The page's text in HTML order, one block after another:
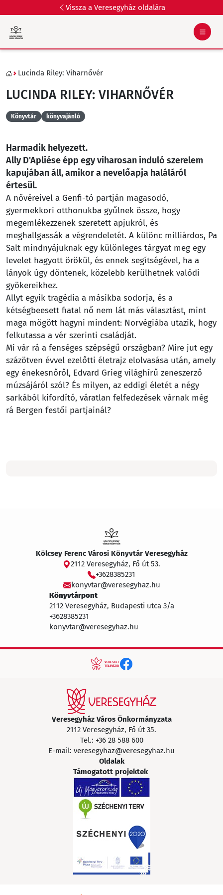
Vissza a Veresegyház oldalára
Lucinda Riley: Viharnővér
LUCINDA RILEY: VIHARNŐVÉR
Könyvtár könyvajánló
Harmadik helyezett.
Ally D'Apliése épp egy viharosan induló szerelem
kapujában áll, amikor a nevelőapja haláláról
értesül.
A nővéreivel a Genfi-tó partján magasodó,
gyermekkori otthonukba gyűlnek össze, hogy
megemlékezzenek szeretett apjukról, és
meghallgassák a végrendeletét. A különc milliárdos, Pa
Salt mindnyájuknak egy különleges tárgyat meg egy
levelet hagyott örökül, és ennek segítségével, ha a
lányok úgy döntenek, közelebb kerülhetnek valódi
gyökereikhez.
Allyt egyik tragédia a másikba sodorja, és a
kétségbeesett fiatal nő nem lát más választást, mint
maga mögött hagyni mindent: Norvégiába utazik, hogy
felkutassa a vér szerinti családját.
Mi vár rá a fenséges szépségű országban? Mire jut egy
százötven évvel ezelőtti életrajz elolvasása után, amely
egy énekesnőről, Edvard Grieg világhírű zeneszerző
múzsájáról szól? És milyen, az eddigi életét a négy
sarkából kifordító, váratlan felfedezések várnak még
rá Bergen festői partjainál?
Kölcsey Ferenc Városi Könyvtár Veresegyház
2112 Veresegyház, Fő út 53.
+3628385231
konyvtar@veresegyhaz.hu
Könyvtárpont
2112 Veresegyház, Budapesti utca 3/a
+3628385231
konyvtar@veresegyhaz.hu
Veresegyház Város Önkormányzata
2112 Veresegyház, Fő út 35.
Tel.: +36 28 588 600
E-mail: veresegyhaz@veresegyhaz.hu
Oldalak
Támogatott projektek